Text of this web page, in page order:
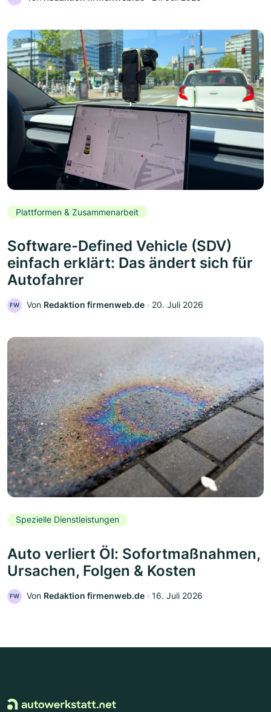
Plattformen & Zusammenarbeit
Software-Defined Vehicle (SDV)
einfach erklärt: Das ändert sich für
Autofahrer
FW Von Redaktion firmenweb.de ‧ 20. Juli 2026
Spezielle Dienstleistungen
Auto verliert Öl: Sofortmaßnahmen,
Ursachen, Folgen & Kosten
FW Von Redaktion firmenweb.de ‧ 16. Juli 2026